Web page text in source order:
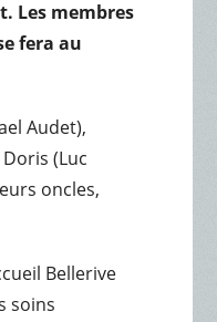
Les membres
fera au
Audet),
(Luc
oncles,
Bellerive
soins